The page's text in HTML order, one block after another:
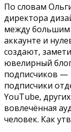
По словам
директора
между большим
аккаунте и
создают,
ювелирный
подписчиков —
подписчики
YouTube,
вовлечённая
человек. Как